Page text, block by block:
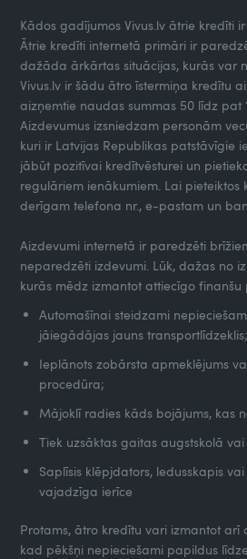
Kādos gadījumos Vivus.lv ātrie kredīti
Ātrie kredīti internetā primāri ir
dažāda ārkārtas situācijas, kurās var
Vivus.lv ir šādu ātro īstermiņa kredītu
aizņemtie naudas summas 50 līdz pat
Aizdevumus izsniedzam personām
kuri ir Latvijas Republikas patstāvīgie
jābūt pozitīvai kredītvēsturei un
regulāriem ienākumiem. Lai
derīgam telefona nr., e-pastam un
Aizdevumi internetā ir paredzēti
neparedzēti izdevumi. Lūk, dažas no
kurās mēdz izmantot attiecīgo
Automašīnai steidzami
jāiegādājas jauns transportlīdzeklis;
Ieplānots zobārsta apmeklējums
procedūra;
Mājoklī radies kāds bojājums, kas
Tiek uzsāktas gaitas augstskolā vai
Saplīsis klēpjdators, ledusskapis
vajadzīga ierīce
Protams, ātro kredītu vari izmantot arī
kad pēkšņi nepieciešami papildus